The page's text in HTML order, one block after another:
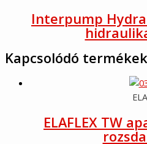
Interpump
Kapcsolódó termékek
ELAFLEX TW